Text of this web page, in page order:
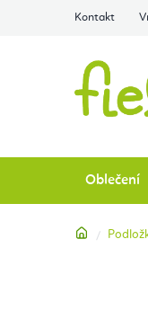
Kontakt
Oblečení
Domů